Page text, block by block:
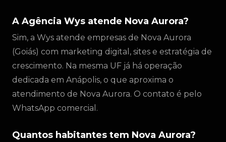
A Agência Wys atende Nova Aurora?
Sim, a Wys atende empresas de Nova Aurora
(Goiás) com marketing digital, sites e estratégia de
crescimento. Na mesma UF já há operação
dedicada em Anápolis, o que aproxima o
atendimento de Nova Aurora. O contato é pelo
WhatsApp comercial.
Quantos habitantes tem Nova Aurora?